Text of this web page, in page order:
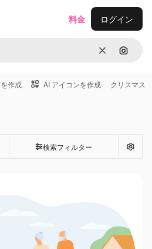
消去 画像で
料金 ログイン
作成 AI アイコンを作成 クリスマス
検索フィルター